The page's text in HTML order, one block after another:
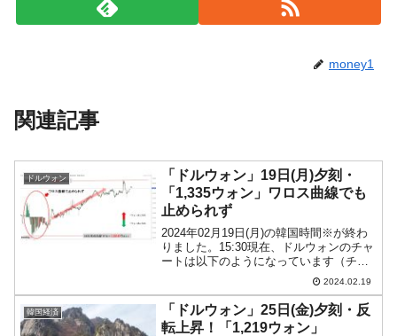
money1
関連記事
ドルウォン
「ドルウォン」19日(月)夕刻・
「1,335ウォン」ワロス曲線でも
止められず
2024年02月19日(月)の韓国時間※が終わ
りました。15:30現在、ドルウォンのチャ
ートは以下のようになっています（チャ
ートは『Investing.com』より引用）。陽
線が伸びました。現在のところ「1ドル＝
1,335ウォン」近辺の攻防...
2024.02.19
韓国経済
「ドルウォン」25日(金)夕刻・反
転上昇！「1,219ウォン」